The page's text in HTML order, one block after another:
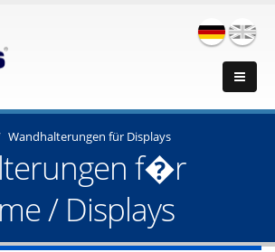
Wandhalterungen für Displays
f�r
/ Displays